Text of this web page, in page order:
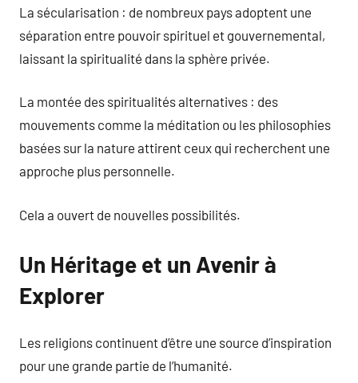
La sécularisation : de nombreux pays adoptent une
séparation entre pouvoir spirituel et gouvernemental,
laissant la spiritualité dans la sphère privée.
La montée des spiritualités alternatives : des
mouvements comme la méditation ou les philosophies
basées sur la nature attirent ceux qui recherchent une
approche plus personnelle.
Cela a ouvert de nouvelles possibilités.
Un Héritage et un Avenir à
Explorer
Les religions continuent d’être une source d’inspiration
pour une grande partie de l’humanité.